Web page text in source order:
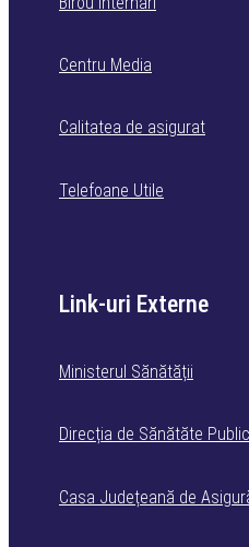
Centru Media
Calitatea de asigurat
Telefoane Utile
Link-uri Externe
Ministerul Sănătății
Direcția de Sănătăte
Casa Județeană de